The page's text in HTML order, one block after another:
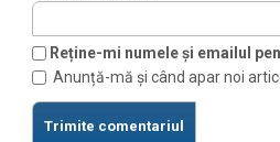
Reține-mi numele și emailul
Anunță-mă și când apar noi